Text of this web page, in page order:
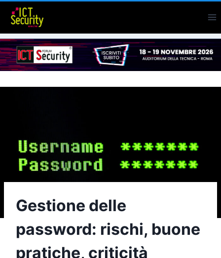
Salta
contenuto
Gestione delle
password: rischi, buone
pratiche, criticità